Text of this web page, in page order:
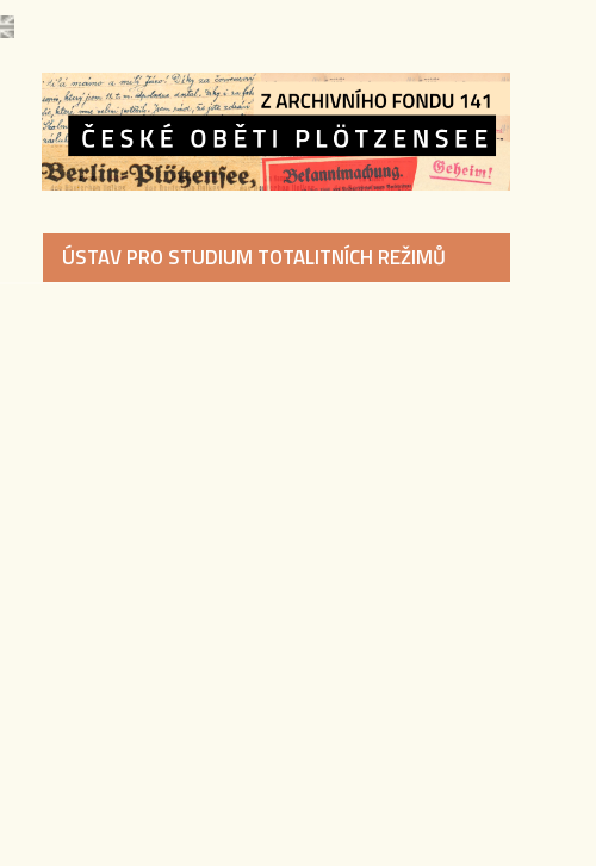
ÚSTAV PRO STUDIUM TOTALITNÍCH REŽIMŮ